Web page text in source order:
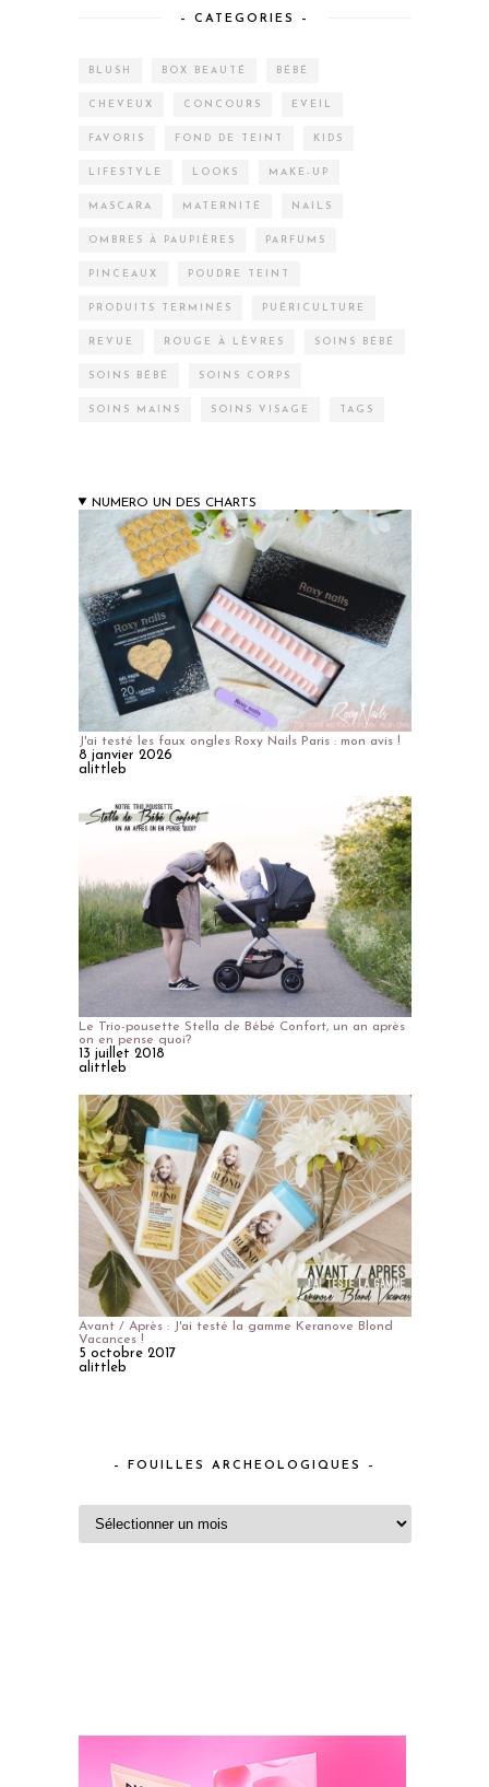
– CATEGORIES –
BLUSH BOX BEAUTÉ BÉBÉ
CHEVEUX CONCOURS EVEIL
FAVORIS FOND DE TEINT KIDS
LIFESTYLE LOOKS MAKE-UP
MASCARA MATERNITÉ NAILS
OMBRES À PAUPIÈRES PARFUMS
PINCEAUX POUDRE TEINT
PRODUITS TERMINÉS PUÉRICULTURE
REVUE ROUGE À LÈVRES SOINS BÉBÉ
SOINS BÉBÉ SOINS CORPS
SOINS MAINS SOINS VISAGE TAGS
NUMERO UN DES CHARTS
J'ai testé les faux ongles Roxy Nails Paris : mon avis !
8 janvier 2026
alittleb
Le Trio-pousette Stella de Bébé Confort, un an après
on en pense quoi?
13 juillet 2018
alittleb
Avant / Après : J'ai testé la gamme Keranove Blond
Vacances !
5 octobre 2017
alittleb
– FOUILLES ARCHEOLOGIQUES –